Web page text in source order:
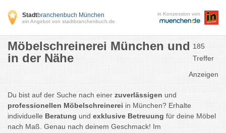
Stadtbranchenbuch München
ein Angebot von stadtbranchenbuch.de
in Konzession von
Möbelschreinerei München und
in der Nähe
185
Treffer
Anzeigen
Du bist auf der Suche nach einer zuverlässigen und
professionellen Möbelschreinerei in München? Erhalte
individuelle Beratung und exklusive Betreuung für deine Möbel
nach Maß. Genau nach deinem Geschmack! Im